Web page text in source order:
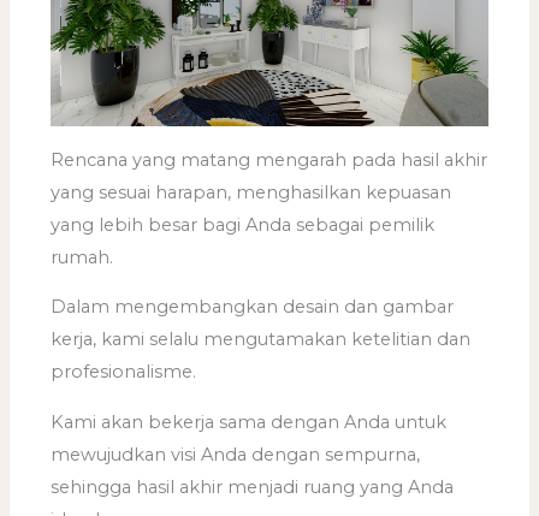
Rencana yang matang mengarah pada hasil akhir
yang sesuai harapan, menghasilkan kepuasan
yang lebih besar bagi Anda sebagai pemilik
rumah.
Dalam mengembangkan desain dan gambar
kerja, kami selalu mengutamakan ketelitian dan
profesionalisme.
Kami akan bekerja sama dengan Anda untuk
mewujudkan visi Anda dengan sempurna,
sehingga hasil akhir menjadi ruang yang Anda